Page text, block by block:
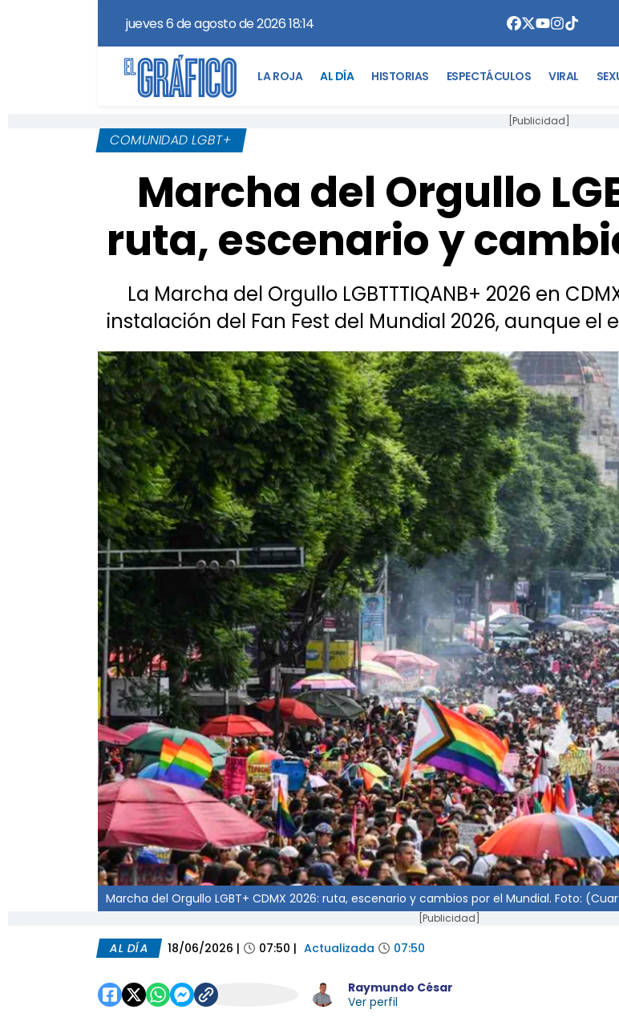
jueves 6 de agosto de 2026 18:14
LA ROJA AL DÍA HISTORIAS ESPECTÁCULOS VIRAL
[Publicidad]
COMUNIDAD LGBT+
Marcha del Orgullo
ruta, escenario y
La Marcha del Orgullo LGBTTTIQANB+ 2026 en
instalación del Fan Fest del Mundial 2026, aunque
Marcha del Orgullo LGBT+ CDMX 2026: ruta, escenario y cambios por el Mundial. Foto:
[Publicidad]
AL DÍA 18/06/2026 | 07:50 | Actualizada 07:50
Raymundo César
Ver perfil